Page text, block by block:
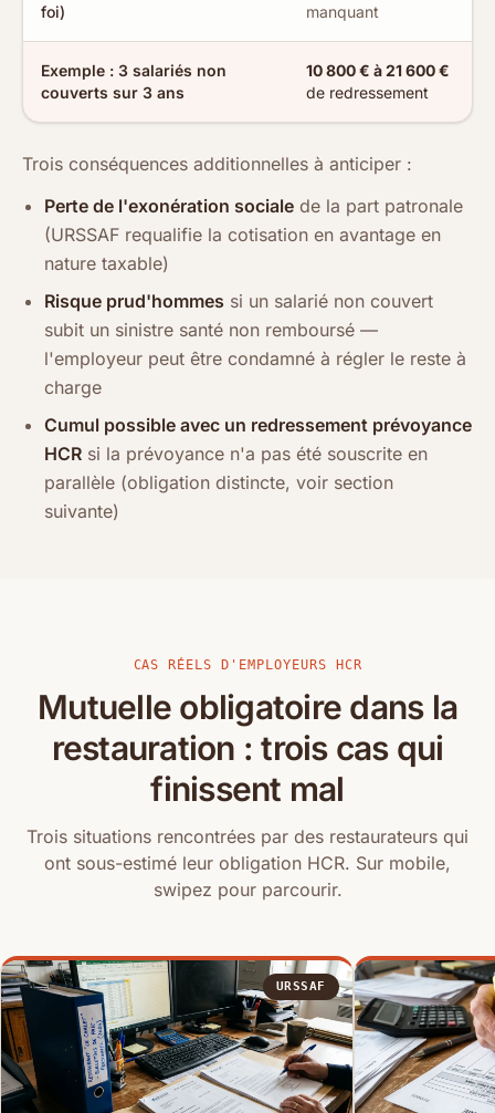
foi)
manquant
Exemple : 3 salariés non
couverts sur 3 ans
10 800 € à 21 600 €
de redressement
Trois conséquences additionnelles à anticiper :
Perte de l'exonération sociale de la part patronale
(URSSAF requalifie la cotisation en avantage en
nature taxable)
Risque prud'hommes si un salarié non couvert
subit un sinistre santé non remboursé —
l'employeur peut être condamné à régler le reste à
charge
Cumul possible avec un redressement prévoyance
HCR si la prévoyance n'a pas été souscrite en
parallèle (obligation distincte, voir section
suivante)
CAS RÉELS D'EMPLOYEURS HCR
Mutuelle obligatoire dans la
restauration : trois cas qui
finissent mal
Trois situations rencontrées par des restaurateurs qui
ont sous-estimé leur obligation HCR. Sur mobile,
swipez pour parcourir.
URSSAF